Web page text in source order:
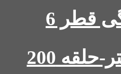
رنگی قطر 6
میلیمتر-حلقه 200